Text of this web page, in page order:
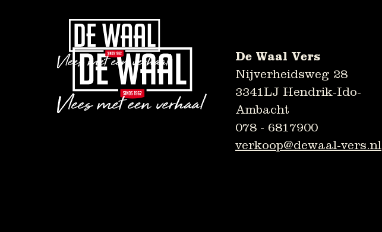
picanha
picanha
neem contact op
De Waal Vers
Nijverheidsweg 28
3341LJ Hendrik-Ido-
Ambacht
078 - 6817900
verkoop@dewaal-vers.nl